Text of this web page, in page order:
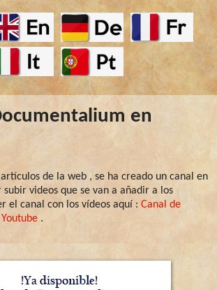
en
de la web , se ha creado un canal en
subir videos que se van a añadir a los
el canal con los vídeos aquí : Canal de
.